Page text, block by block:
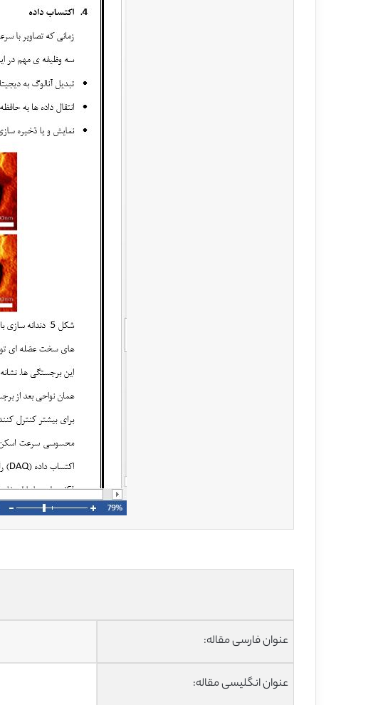
عنوان فارسی مقاله:
عنوان انگلیسی مقاله: